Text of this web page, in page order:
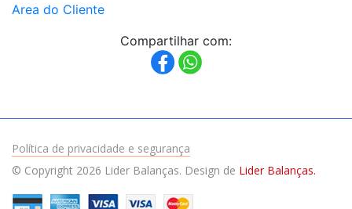
Area do Cliente
Compartilhar com:
Política de privacidade e segurança
© Copyright 2026 Lider Balanças. Design de Lider Balanças.